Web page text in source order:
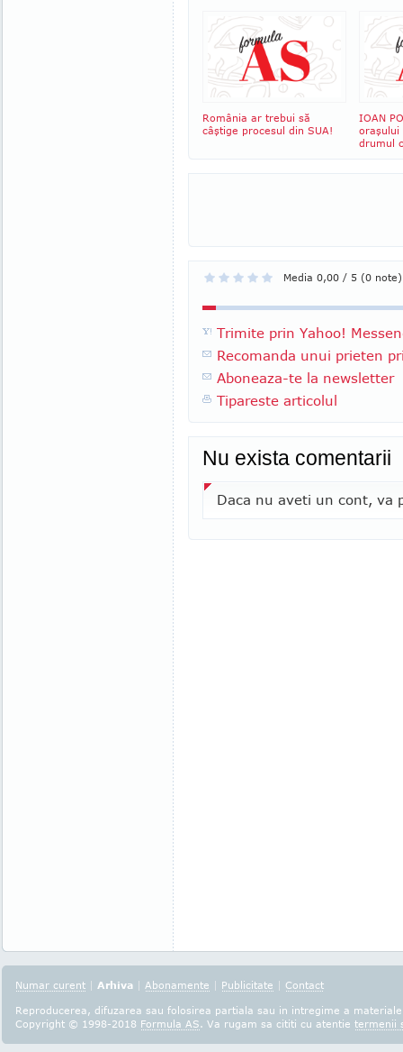
România ar trebui să
câştige procesul din SUA!
IOAN
oraşului
drumul
Media 0,00 / 5 (0 note)
Trimite prin Yahoo!
Recomanda unui prieten
Aboneaza-te la newsletter
Tipareste articolul
Nu exista comentarii
Daca nu aveti un cont, va
Numar curent | Arhiva | Abonamente | Publicitate | Contact
Reproducerea, difuzarea sau folosirea partiala sau in intregime a
Copyright © 1998-2018 Formula AS. Va rugam sa cititi cu atentie termenii